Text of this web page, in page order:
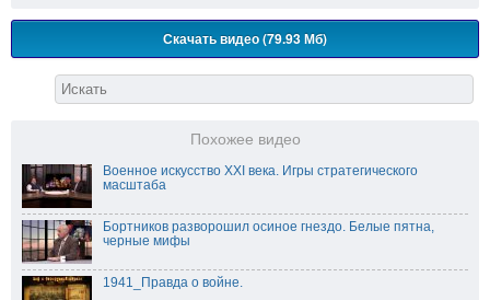
Скачать видео (79.93 Мб)
Похожее видео
Военное искусство XXI века. Игры стратегического
масштаба
Бортников разворошил осиное гнездо. Белые пятна,
черные мифы
1941_Правда о войне.